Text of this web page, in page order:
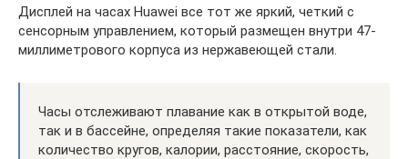
Дисплей на часах Huawei все тот же яркий, четкий с
сенсорным управлением, который размещен внутри 47-
миллиметрового корпуса из нержавеющей стали.
Часы отслеживают плавание как в открытой воде,
так и в бассейне, определяя такие показатели, как
количество кругов, калории, расстояние, скорость,